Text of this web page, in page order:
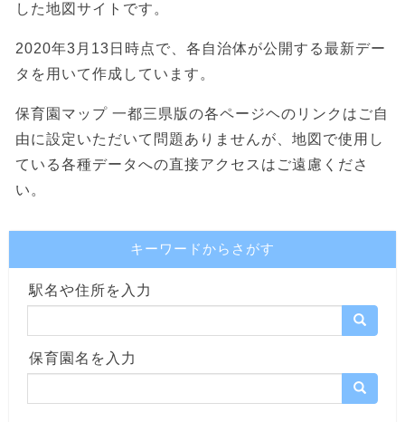
した地図サイトです。
2020年3月13日時点で、各自治体が公開する最新デー
タを用いて作成しています。
保育園マップ 一都三県版の各ページヘのリンクはご自
由に設定いただいて問題ありませんが、地図で使用し
ている各種データへの直接アクセスはご遠慮くださ
い。
キーワードからさがす
駅名や住所を入力
保育園名を入力